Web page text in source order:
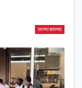
ताज्या बातम्या